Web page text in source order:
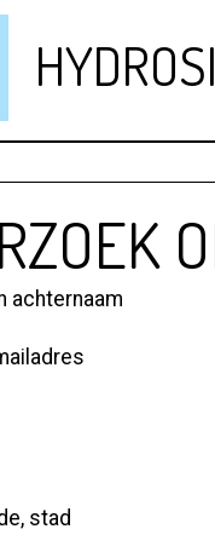
achternaam
stad